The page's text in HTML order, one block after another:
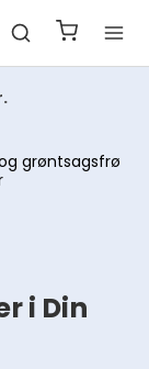
grøntsagsfrø
i Din